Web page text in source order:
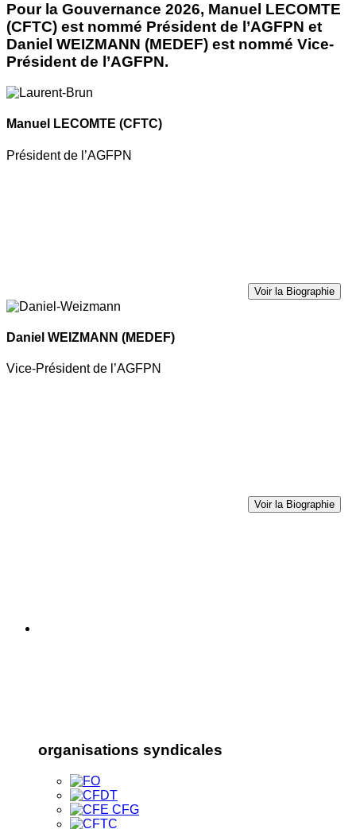
Pour la Gouvernance 2026, Manuel LECOMTE
(CFTC) est nommé Président de l’AGFPN et
Daniel WEIZMANN (MEDEF) est nommé Vice-
Président de l’AGFPN.
Manuel LECOMTE (CFTC)
Président de l’AGFPN
Voir la Biographie
Daniel WEIZMANN (MEDEF)
Vice-Président de l’AGFPN
Voir la Biographie
organisations syndicales